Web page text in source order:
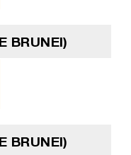
BRUNEI)
BRUNEI)